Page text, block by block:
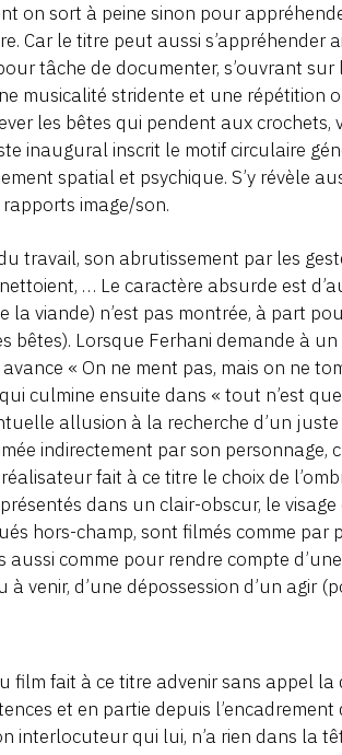
on sort à peine sinon pour
Car le titre peut aussi s’appréhender
tâche de documenter, s’ouvrant
musicalité stridente et une répétition
les bêtes qui pendent aux crochets,
inaugural inscrit le motif circulaire
spatial et psychique. S’y révèle
image/son.
travail, son abrutissement par les
… Le caractère absurde est
viande) n’est pas montrée, à part
bêtes). Lorsque Ferhani demande à
« On ne ment pas, mais on ne
culmine ensuite dans « tout n’est
allusion à la recherche d’un
indirectement par son personnage,
fait à ce titre le choix de
dans un clair-obscur, le visage
hors-champ, sont filmés comme par
comme pour rendre compte
venir, d’une dépossession d’un agir
film fait à ce titre advenir sans appel la
et en partie depuis l’encadrement
interlocuteur qui lui, n’a rien dans la